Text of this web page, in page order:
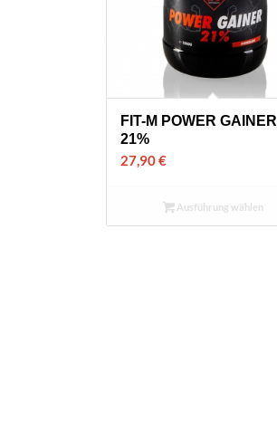
FIT-M POWER GAINER
21%
27,90€
Ausführung wählen